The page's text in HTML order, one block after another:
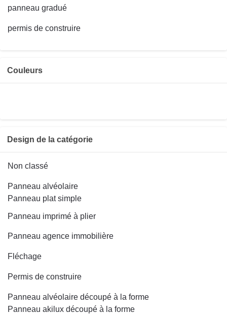
panneau gradué
permis de construire
Couleurs
Design de la catégorie
Non classé
Panneau alvéolaire
Panneau plat simple
Panneau imprimé à plier
Panneau agence immobilière
Fléchage
Permis de construire
Panneau alvéolaire découpé à la forme
Panneau akilux découpé à la forme